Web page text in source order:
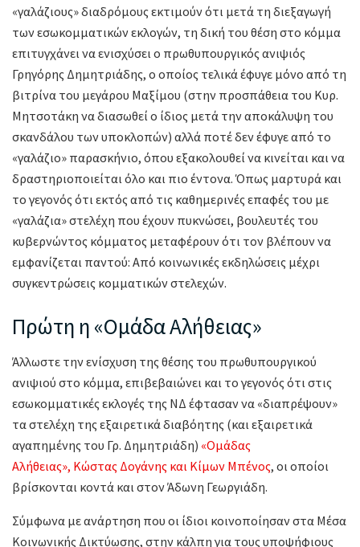
«γαλάζιους» διαδρόμους εκτιμούν ότι μετά τη διεξαγωγή
των εσωκομματικών εκλογών, τη δική του θέση στο κόμμα
επιτυγχάνει να ενισχύσει ο πρωθυπουργικός ανιψιός
Γρηγόρης Δημητριάδης, ο οποίος τελικά έφυγε μόνο από τη
βιτρίνα του μεγάρου Μαξίμου (στην προσπάθεια του Κυρ.
Μητσοτάκη να διασωθεί ο ίδιος μετά την αποκάλυψη του
σκανδάλου των υποκλοπών) αλλά ποτέ δεν έφυγε από το
«γαλάζιο» παρασκήνιο, όπου εξακολουθεί να κινείται και να
δραστηριοποιείται όλο και πιο έντονα. Όπως μαρτυρά και
το γεγονός ότι εκτός από τις καθημερινές επαφές του με
«γαλάζια» στελέχη που έχουν πυκνώσει, βουλευτές του
κυβερνώντος κόμματος μεταφέρουν ότι τον βλέπουν να
εμφανίζεται παντού: Από κοινωνικές εκδηλώσεις μέχρι
συγκεντρώσεις κομματικών στελεχών.
Πρώτη η «Ομάδα Αλήθειας»
Άλλωστε την ενίσχυση της θέσης του πρωθυπουργικού
ανιψιού στο κόμμα, επιβεβαιώνει και το γεγονός ότι στις
εσωκομματικές εκλογές της ΝΔ έφτασαν να «διαπρέψουν»
τα στελέχη της εξαιρετικά διαβόητης (και εξαιρετικά
αγαπημένης του Γρ. Δημητριάδη) «Ομάδας
Αλήθειας», Κώστας Δογάνης και Κίμων Μπένος, οι οποίοι
βρίσκονται κοντά και στον Άδωνη Γεωργιάδη.
Σύμφωνα με ανάρτηση που οι ίδιοι κοινοποίησαν στα Μέσα
Κοινωνικής Δικτύωσης, στην κάλπη για τους υποψήφιους